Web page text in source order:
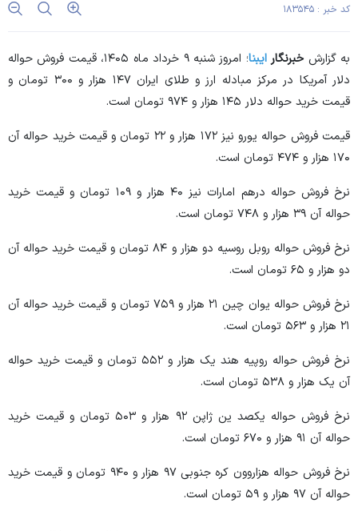
کد خبر : ۱۸۳۵۴۵
به گزارش خبرنگارایبنا
؛ امروز شنبه ۹ خرداد ماه ۱۴۰۵، قیمت فروش حواله
دلار آمریکا در مرکز مبادله ارز و طلای ایران ۱۴۷ هزار و ۳۰۰ تومان و
قیمت خرید حواله دلار ۱۴۵ هزار و ۹۷۴ تومان است.
قیمت فروش حواله یورو نیز ۱۷۲ هزار و ۲۲ تومان و قیمت خرید حواله آن
۱۷۰ هزار و ۴۷۴ تومان است.
نرخ فروش حواله درهم امارات نیز ۴۰ هزار و ۱۰۹ تومان و قیمت خرید
حواله آن ۳۹ هزار و ۷۴۸ تومان است.
نرخ فروش حواله روبل روسیه دو هزار و ۸۴ تومان و قیمت خرید حواله آن
دو هزار و ۶۵ تومان است.
نرخ فروش حواله یوان چین ۲۱ هزار و ۷۵۹ تومان و قیمت خرید حواله آن
۲۱ هزار و ۵۶۳ تومان است.
نرخ فروش حواله روپیه هند یک هزار و ۵۵۲ تومان و قیمت خرید حواله
آن یک هزار و ۵۳۸ تومان است.
نرخ فروش حواله یکصد ین ژاپن ۹۲ هزار و ۵۰۳ تومان و قیمت خرید
حواله آن ۹۱ هزار و ۶۷۰ تومان است.
نرخ فروش حواله هزاروون کره جنوبی ۹۷ هزار و ۹۴۰ تومان و قیمت خرید
حواله آن ۹۷ هزار و ۵۹ تومان است.